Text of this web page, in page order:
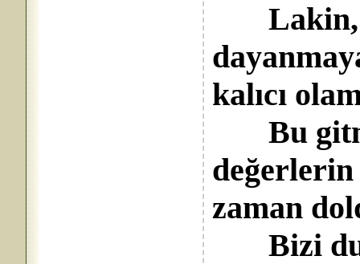
Lakin,
kalıcı
Bu
değerlerin
zaman
Bizi